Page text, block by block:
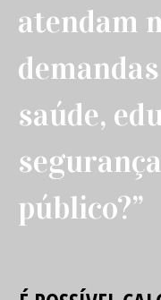
atendam
saúde,
público?”